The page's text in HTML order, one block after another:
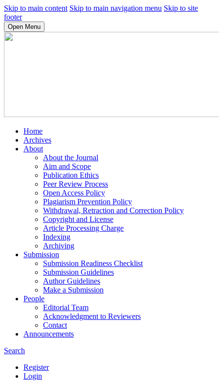
Skip to main content Skip to main navigation menu Skip to site
footer
Open Menu
Home
Archives
About
About the Journal
Aim and Scope
Publication Ethics
Peer Review Process
Open Access Policy
Plagiarism Prevention Policy
Withdrawal, Retraction and Correction Policy
Copyright and License
Article Processing Charge
Indexing
Archiving
Submission
Submission Readiness Checklist
Submission Guidelines
Author Guidelines
Make a Submission
People
Editorial Team
Acknowledgment to Reviewers
Contact
Announcements
Search
Register
Login